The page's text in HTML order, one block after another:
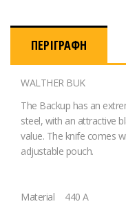
ΠΕΡΙΓΡΑΦΉ
WALTHER BUK
The Backup has an
steel, with an attractive
value. The knife comes
adjustable pouch.
Material
440 A